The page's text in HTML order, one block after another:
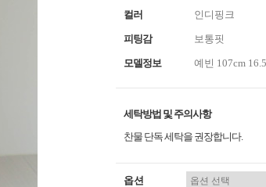
컬러 인디핑크
피팅감 보통핏
모델정보 예빈 107cm
세탁방법 및 주의사항
찬물 단독 세탁을 권장합니다.
옵션